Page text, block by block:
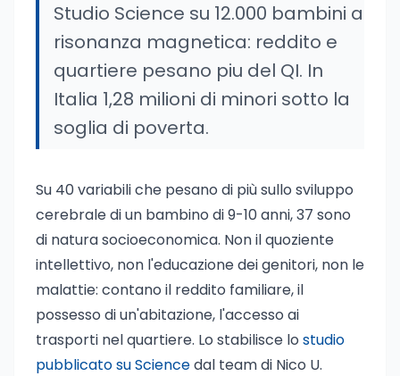
Studio Science su 12.000 bambini a
risonanza magnetica: reddito e
quartiere pesano piu del QI. In
Italia 1,28 milioni di minori sotto la
soglia di poverta.
Su 40 variabili che pesano di più sullo sviluppo
cerebrale di un bambino di 9-10 anni, 37 sono
di natura socioeconomica. Non il quoziente
intellettivo, non l'educazione dei genitori, non le
malattie: contano il reddito familiare, il
possesso di un'abitazione, l'accesso ai
trasporti nel quartiere. Lo stabilisce lo studio
pubblicato su Sciencedal team di Nico U.